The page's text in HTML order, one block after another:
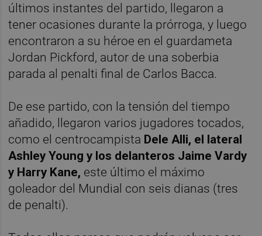
últimos instantes del partido, llegaron a
tener ocasiones durante la prórroga, y luego
encontraron a su héroe en el guardameta
Jordan Pickford, autor de una soberbia
parada al penalti final de Carlos Bacca.
De ese partido, con la tensión del tiempo
añadido, llegaron varios jugadores tocados,
como el centrocampista Dele Alli, el lateral
Ashley Young y los delanteros Jaime Vardy
y Harry Kane, este último el máximo
goleador del Mundial con seis dianas (tres
de penalti).